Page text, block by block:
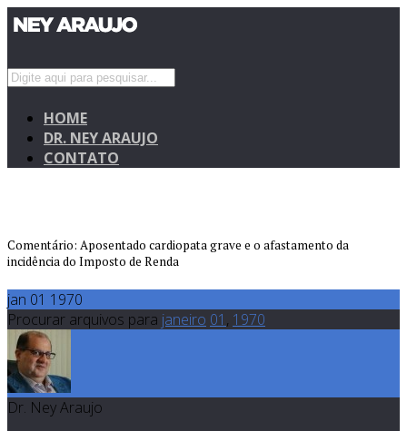
HOME
DR. NEY ARAUJO
CONTATO
Comentário: Aposentado cardiopata grave e o afastamento da
incidência do Imposto de Renda
jan 01 1970
Procurar arquivos para janeiro 01 , 1970
Dr. Ney Araujo